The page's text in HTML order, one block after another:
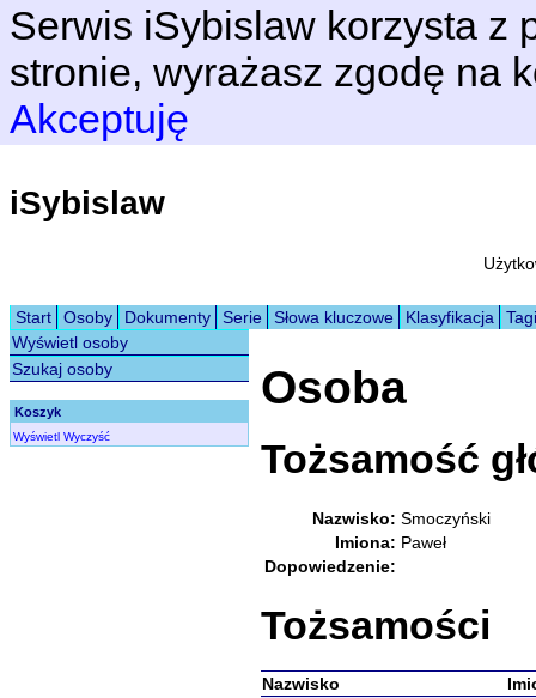
Serwis iSybislaw korzysta z
stronie, wyrażasz zgodę na
Akceptuję
iSybislaw
Start Osoby Dokumenty Serie Słowa kluczowe Klasyfikacja
Tagi
Wyświetl osoby
Szukaj osoby
Koszyk
Wyświetl Wyczyść
Osoba
Tożsamość
Nazwisko: Smoczyński
Imiona: Paweł
Dopowiedzenie:
Tożsamości
Nazwisko